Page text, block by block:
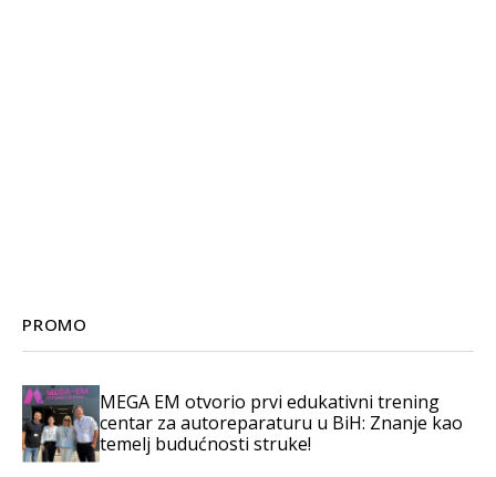
PROMO
MEGA EM otvorio prvi edukativni trening
centar za autoreparaturu u BiH: Znanje kao
temelj budućnosti struke!